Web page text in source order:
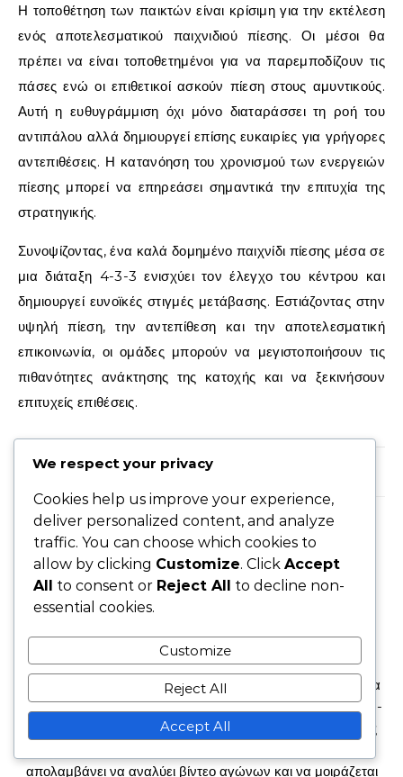
Η τοποθέτηση των παικτών είναι κρίσιμη για την εκτέλεση
ενός αποτελεσματικού παιχνιδιού πίεσης. Οι μέσοι θα
πρέπει να είναι τοποθετημένοι για να παρεμποδίζουν τις
πάσες ενώ οι επιθετικοί ασκούν πίεση στους αμυντικούς.
Αυτή η ευθυγράμμιση όχι μόνο διαταράσσει τη ροή του
αντιπάλου αλλά δημιουργεί επίσης ευκαιρίες για γρήγορες
αντεπιθέσεις. Η κατανόηση του χρονισμού των ενεργειών
πίεσης μπορεί να επηρεάσει σημαντικά την επιτυχία της
στρατηγικής.
Συνοψίζοντας, ένα καλά δομημένο παιχνίδι πίεσης μέσα σε
μια διάταξη 4-3-3 ενισχύει τον έλεγχο του κέντρου και
δημιουργεί ευνοϊκές στιγμές μετάβασης. Εστιάζοντας στην
υψηλή πίεση, την αντεπίθεση και την αποτελεσματική
επικοινωνία, οι ομάδες μπορούν να μεγιστοποιήσουν τις
πιθανότητες ανάκτησης της κατοχής και να ξεκινήσουν
επιτυχείς επιθέσεις.
No Comments
Ο Λούκας Χάρτμαν είναι ένας παθιασμένος στρατηγικός
ποδοσφαιριστής και προπονητής με πάνω από μια δεκαετία
εμπειρίας στην ανάπτυξη νέων. Ειδικεύεται στη διάταξη 3-5-
2, πιστεύοντας ότι προσφέρει την τέλεια ισορροπία άμυνας
απολαμβάνει να αναλύει βίντεο αγώνων και να μοιράζεται
We respect your privacy
Cookies help us improve your experience,
deliver personalized content, and analyze
traffic. You can choose which cookies to
allow by clicking Customize. Click Accept
All to consent or Reject All to decline non-
essential cookies.
Customize
Reject All
Accept All